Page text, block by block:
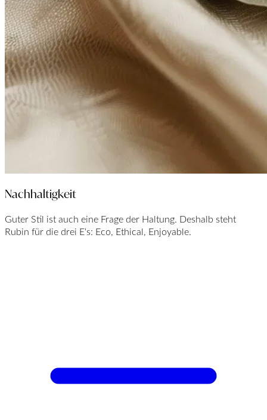
Nachhaltigkeit
Guter Stil ist auch eine Frage der Haltung. Deshalb steht
Rubin für die drei E‘s: Eco, Ethical, Enjoyable.